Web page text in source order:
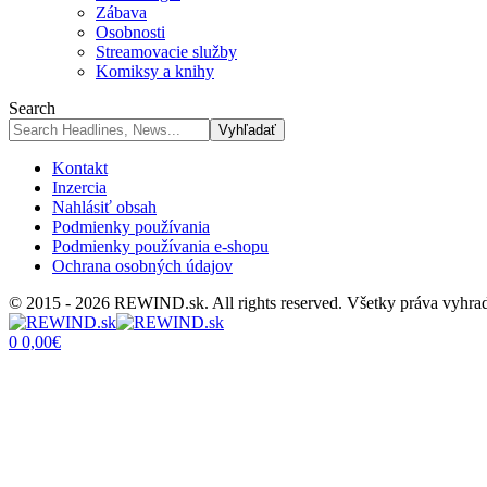
Zábava
Osobnosti
Streamovacie služby
Komiksy a knihy
Search
Kontakt
Inzercia
Nahlásiť obsah
Podmienky používania
Podmienky používania e-shopu
Ochrana osobných údajov
© 2015 - 2026 REWIND.sk. All rights reserved. Všetky práva
0 0,00€